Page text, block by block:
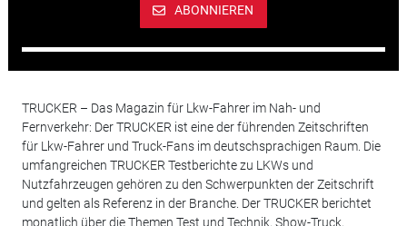
ABONNIEREN
TRUCKER – Das Magazin für Lkw-Fahrer im Nah- und
Fernverkehr: Der TRUCKER ist eine der führenden Zeitschriften
für Lkw-Fahrer und Truck-Fans im deutschsprachigen Raum. Die
umfangreichen TRUCKER Testberichte zu LKWs und
Nutzfahrzeugen gehören zu den Schwerpunkten der Zeitschrift
und gelten als Referenz in der Branche. Der TRUCKER berichtet
monatlich über die Themen Test und Technik, Show-Truck,